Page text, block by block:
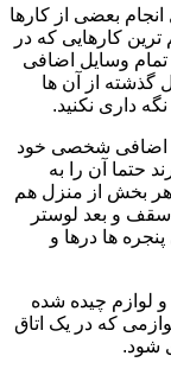
بعضی از کارها
کارهایی که در
وسایل اضافی
گذشته از آن ها
داری نکنید.
اضافی شخصی خود
حتما آن را به
هر بخش از منزل هم
سقف و بعد لوستر
ها درها و
لوازم چیده شده
که در یک اتاق
شود.